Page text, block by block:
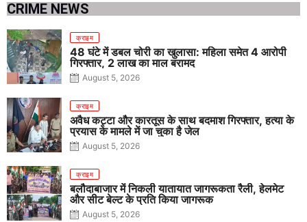
CRIME NEWS
क्राइम
48 घंटे में डबल चोरी का खुलासा: महिला समेत 4 आरोपी
गिरफ्तार, 2 लाख का माल बरामद
August 5, 2026
क्राइम
अवैध कट्टा और कारतूस के साथ बदमाश गिरफ्तार, हत्या के
प्रयास के मामले में जा चुका है जेल
August 5, 2026
क्राइम
बलौदाबाजार में निकली यातायात जागरूकता रैली, हेलमेट
और सीट बेल्ट के प्रति किया जागरूक
August 5, 2026